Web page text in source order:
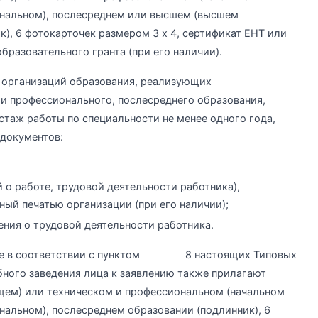
послесреднем или высшем (высшем
6 фотокарточек размером 3 x 4, сертификат ЕНТ или
гранта (при его наличии).
образования, реализующих
послесреднего образования,
работы по специальности не менее одного года,
работе, трудовой деятельности работника),
печатью организации (при его наличии);
о трудовой деятельности работника.
в соответствии с пунктом 8 настоящих Типовых
заведения лица к заявлению также прилагают
или техническом и профессиональном (начальном
послесреднем образовании (подлинник), 6